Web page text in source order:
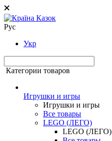
Рус
Укр
Категории товаров
Игрушки и игры
Игрушки и игры
Все товары
LEGO (ЛЕГО)
LEGO (ЛЕГО)